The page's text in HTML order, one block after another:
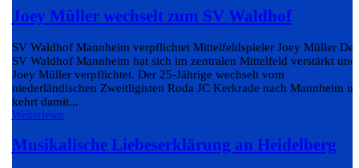
Joey Müller wechselt zum SV Waldhof
SV Waldhof Mannheim verpflichtet Mittelfeldspieler Joey Müller Der
SV Waldhof Mannheim hat sich im zentralen Mittelfeld verstärkt und
Joey Müller verpflichtet. Der 25-Jährige wechselt vom
niederländischen Zweitligisten Roda JC Kerkrade nach Mannheim
kehrt damit...
Weiterlesen
Musikalische Liebeserklärung an Heidelberg